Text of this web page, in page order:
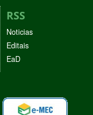
RSS
Noticias
Editais
EaD